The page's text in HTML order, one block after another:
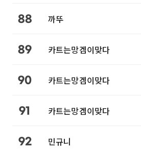
88 까뚜
89 카트는망겜이맞다
90 카트는망겜이맞다
91 카트는망겜이맞다
92 민규니